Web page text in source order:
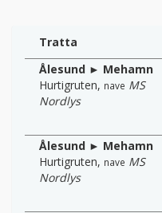
Tratta
Ålesund ► Mehamn
Hurtigruten, nave MS
Nordlys
Ålesund ► Mehamn
Hurtigruten, nave MS
Nordlys